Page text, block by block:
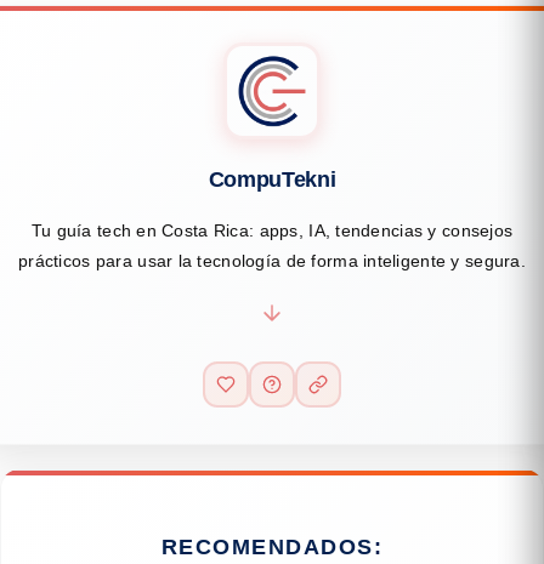
CompuTekni
Tu guía tech en Costa Rica: apps, IA, tendencias y consejos
prácticos para usar la tecnología de forma inteligente y segura.
RECOMENDADOS: